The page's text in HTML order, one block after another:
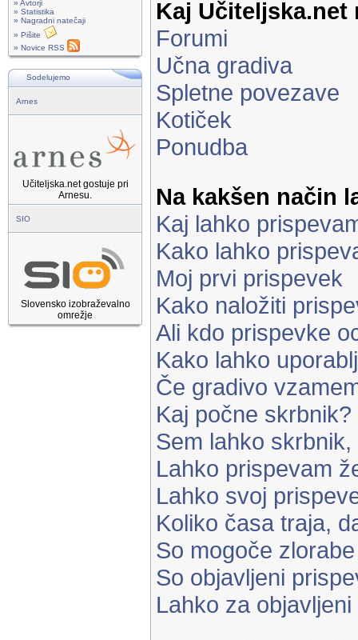
» Avtorji
» Statistika
» Nagradni natečaji
» Pišite
» Novice RSS
Sodelujemo
Arnes
Učiteljska.net gostuje pri
Arnesu.
SIO
Slovensko izobraževalno
omrežje
Kaj Učiteljska.net
Forumi
Učna gradiva
Spletne povezave
Kotiček
Ponudba
Na kakšen način
Kaj lahko
Kako lahko
Moj prvi prispevek
Kako naložiti
Ali kdo prispevke
Kako lahko
Če gradivo
Kaj počne skrbnik?
Sem lahko
Lahko prispevam
Lahko svoj
Koliko časa traja,
So mogoče
So objavljeni
Lahko za